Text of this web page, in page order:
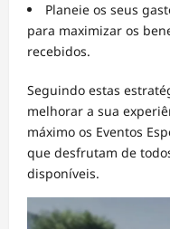
Planeie os seus
para maximizar os
recebidos.
Seguindo estas
melhorar a sua
máximo os Eventos
que desfrutam de
disponíveis.